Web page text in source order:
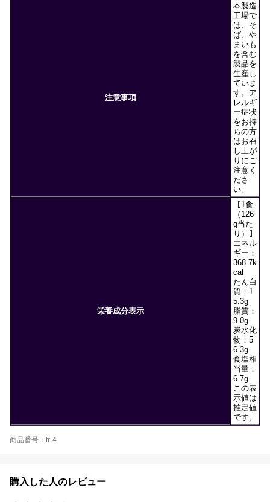
注意事項
本製造
工場で
は、そ
ば、や
まいも
を含む
製品を
生産し
ていま
す。ア
レルギ
ー症状
をお持
ちの方
はお召
し上が
りにご
注意く
ださ
い。
栄養成分表示
【1食
（126
g当た
り）】
エネル
ギー：
368.7k
cal
たん白
質：1
5.3g
脂質：
9.0g
炭水化
物：5
6.3g
食塩相
当量：
6.7g
この表
示値は
推定値
です。
商品番号：tr-4
購入した人のレビュー